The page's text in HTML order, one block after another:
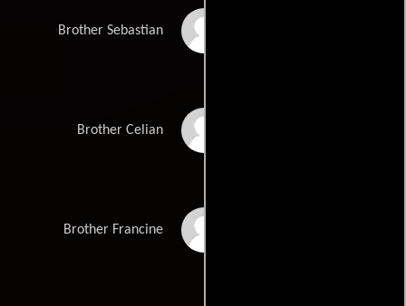
Brother Sebastian
Brother Celian
Brother Francine